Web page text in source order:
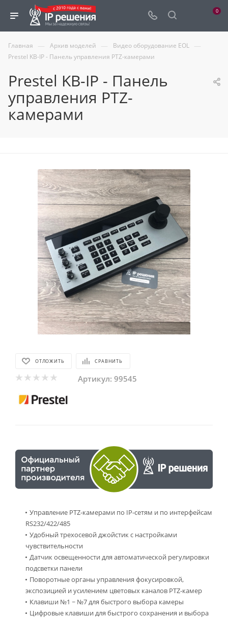
0
Главная — Архив моделей — Видео оборудование EOL —
Prestel KB-IP - Панель управления PTZ-камерами
Prestel KB-IP - Панель
управления PTZ-
камерами
ОТЛОЖИТЬ СРАВНИТЬ
Артикул: 99545
Управление PTZ-камерами по IP-сетям и по интерфейсам
RS232/422/485
Удобный трехосевой джойстик с настройками
чувствительности
Датчик освещенности для автоматической регулировки
подсветки панели
Поворотные органы управления фокусировкой,
экспозицией и усилением цветовых каналов PTZ-камер
Клавиши №1 ~ №7 для быстрого выбора камеры
Цифровые клавиши для быстрого сохранения и выбора